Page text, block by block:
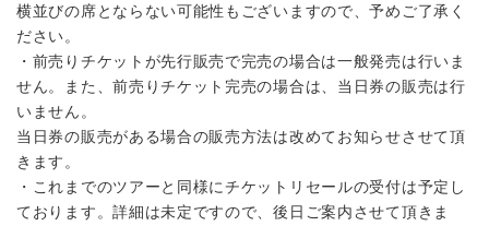
横並びの席とならない可能性もございますので、予めご了承く
ださい。
・前売りチケットが先行販売で完売の場合は一般発売は行いま
せん。また、前売りチケット完売の場合は、当日券の販売は行
いません。
当日券の販売がある場合の販売方法は改めてお知らせさせて頂
きます。
・これまでのツアーと同様にチケットリセールの受付は予定し
ております。詳細は未定ですので、後日ご案内させて頂きま